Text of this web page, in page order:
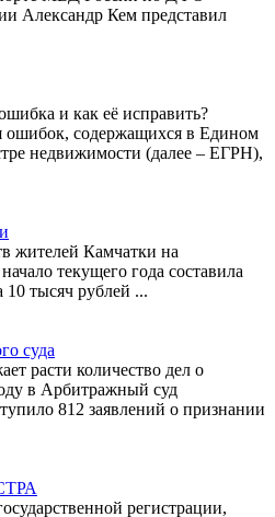
Александр Кем представил
и как её исправить?
ошибок, содержащихся в Едином
недвижимости (далее – ЕГРН),
жителей Камчатки на
текущего года составила
10 тысяч рублей ...
суда
расти количество дел о
в Арбитражный суд
812 заявлений о признании
регистрации,